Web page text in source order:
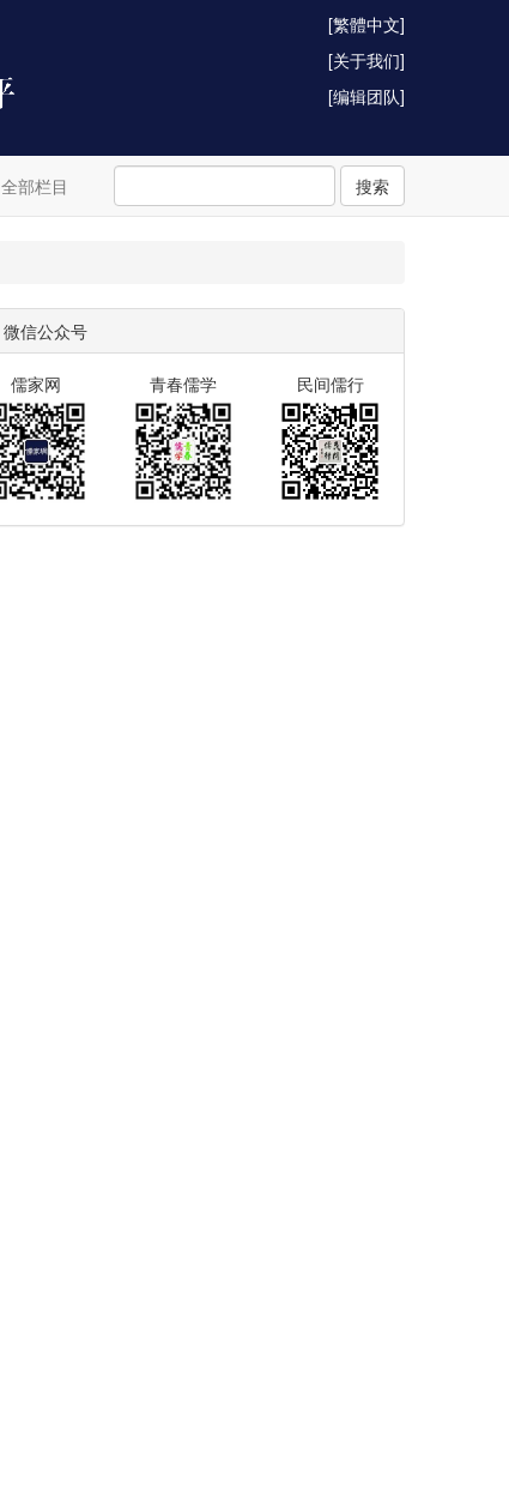
[繁體中文]
[关于我们]
[编辑团队]
全部栏目 搜索
微信公众号
儒家网 青春儒学 民间儒行